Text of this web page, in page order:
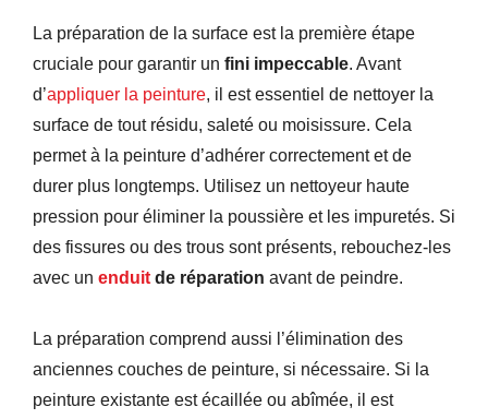
La préparation de la surface est la première étape
cruciale pour garantir un fini impeccable. Avant
d’appliquer la peinture, il est essentiel de nettoyer la
surface de tout résidu, saleté ou moisissure. Cela
permet à la peinture d’adhérer correctement et de
durer plus longtemps. Utilisez un nettoyeur haute
pression pour éliminer la poussière et les impuretés. Si
des fissures ou des trous sont présents, rebouchez-les
avec un enduit de réparation avant de peindre.
La préparation comprend aussi l’élimination des
anciennes couches de peinture, si nécessaire. Si la
peinture existante est écaillée ou abîmée, il est